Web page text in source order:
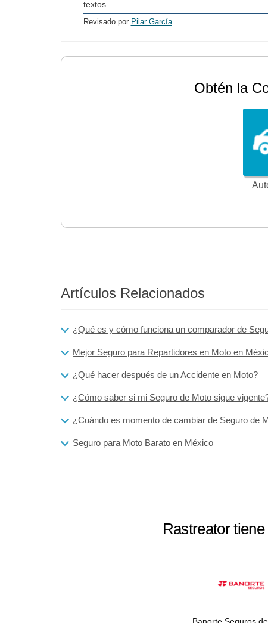
textos.
Revisado por Pilar García
Obtén la
Artículos Relacionados
¿Qué es y cómo funciona un comparador de
Mejor Seguro para Repartidores en Moto en
¿Qué hacer después de un Accidente en Moto?
¿Cómo saber si mi Seguro de Moto sigue
¿Cuándo es momento de cambiar de Seguro de
Seguro para Moto Barato en México
Rastreator